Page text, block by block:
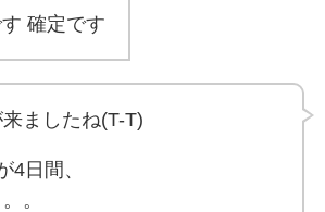
確定です
ましたね(T-T)
4日間、
。